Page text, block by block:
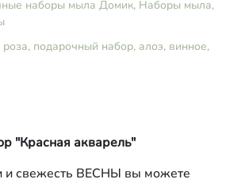
лемонграсса, розмарина; молотая
наборы мыла Домик, Наборы мыла,
роза, подарочный набор, алоэ, винное,
"Красная акварель"
и свежесть ВЕСНЫ вы можете